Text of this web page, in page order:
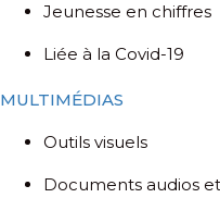
Jeunesse en chiffres
Liée à la Covid-19
MULTIMÉDIAS
Outils visuels
Documents audios